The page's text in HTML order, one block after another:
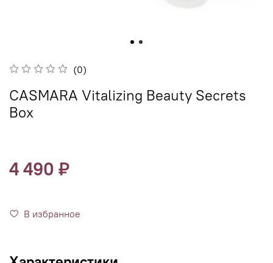
(0)
CASMARA Vitalizing Beauty Secrets
Box
4 490 ₽
В избранное